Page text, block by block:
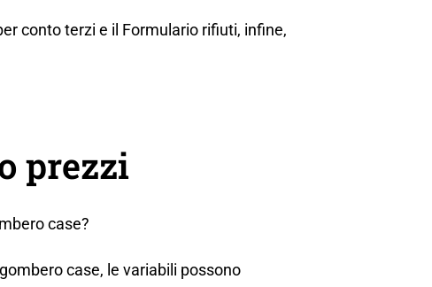
conto terzi e il Formulario rifiuti, infine,
prezzi
case?
case, le variabili possono